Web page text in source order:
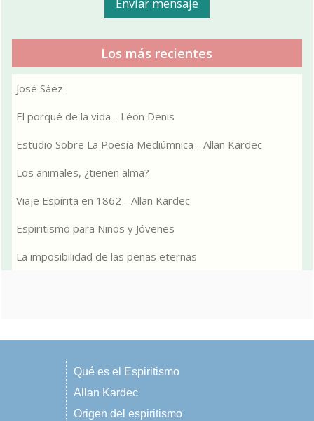
Los más recientes
José Sáez
El porqué de la vida - Léon Denis
Estudio Sobre La Poesía Mediúmnica - Allan Kardec
Los animales, ¿tienen alma?
Viaje Espírita en 1862 - Allan Kardec
Espiritismo para Niños y Jóvenes
La imposibilidad de las penas eternas
Qué es el Espiritismo
Allan Kardec
Origen del espiritismo